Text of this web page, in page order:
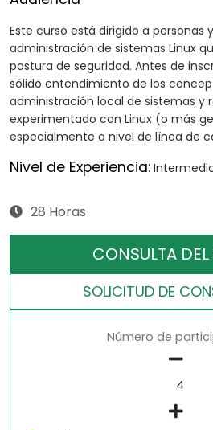
Este curso está dirigido a personas
administración de sistemas Linux
postura de seguridad. Antes de
sólido entendimiento de los
administración local de sistemas y
experimentado con Linux (o más
especialmente a nivel de línea de
Nivel de Experiencia:
28 Horas
CONSULTA
SOLICITUD DE
Número de